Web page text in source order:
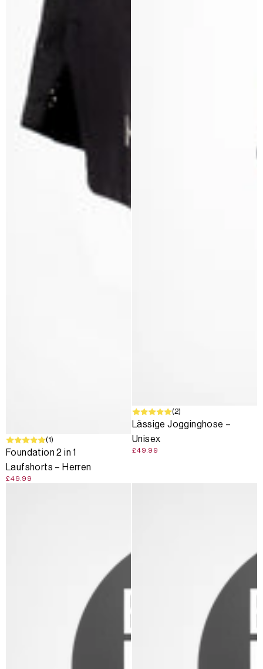
(1)
Foundation 2 in 1
Laufshorts – Herren
£49.99
AUSVERKAUFT
(2)
Lässige Jogginghose –
Unisex
£49.99